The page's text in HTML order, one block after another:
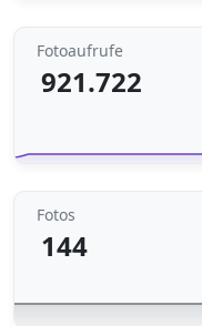
Fotoaufrufe
921.722
Fotos
144